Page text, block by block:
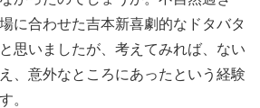
に合わせた吉本新喜劇的なドタバタ
思いましたが、考えてみれば、ない
、意外なところにあったという経験
。